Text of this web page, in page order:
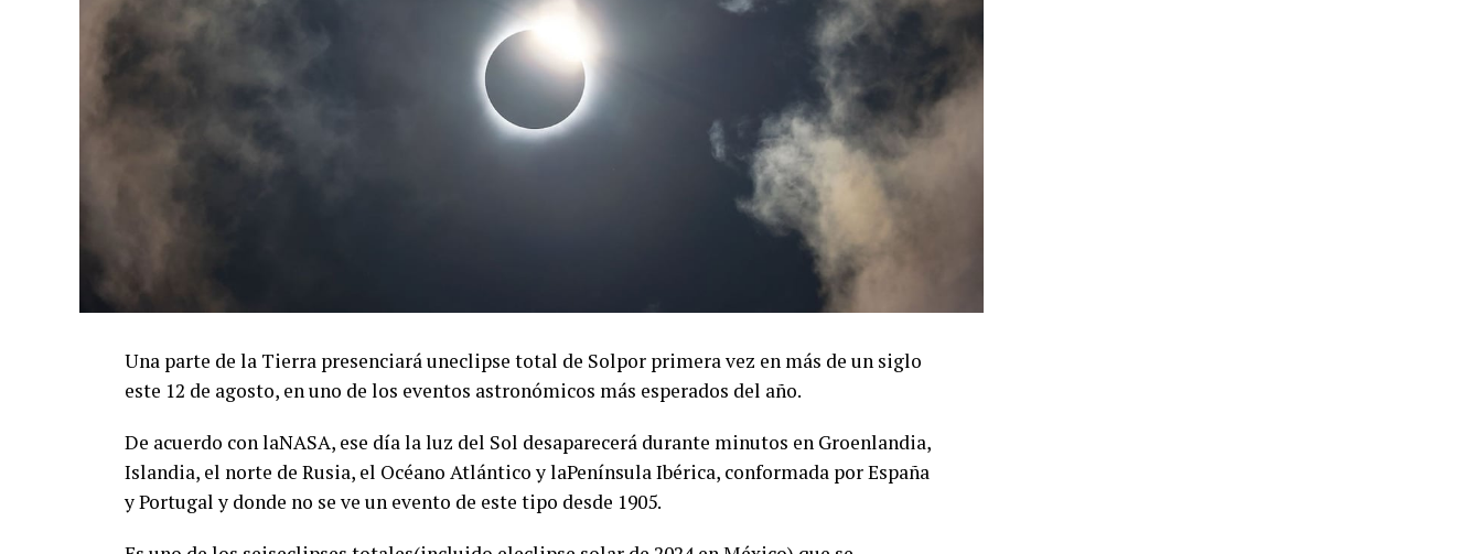
Una parte de la Tierra presenciará uneclipse total de Solpor primera vez en más de un siglo
este 12 de agosto, en uno de los eventos astronómicos más esperados del año.
De acuerdo con laNASA, ese día la luz del Sol desaparecerá durante minutos en Groenlandia,
Islandia, el norte de Rusia, el Océano Atlántico y laPenínsula Ibérica, conformada por España
y Portugal y donde no se ve un evento de este tipo desde 1905.